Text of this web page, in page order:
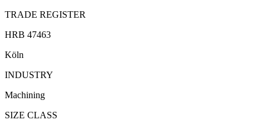
TRADE REGISTER
HRB 47463
Köln
INDUSTRY
Machining
SIZE CLASS